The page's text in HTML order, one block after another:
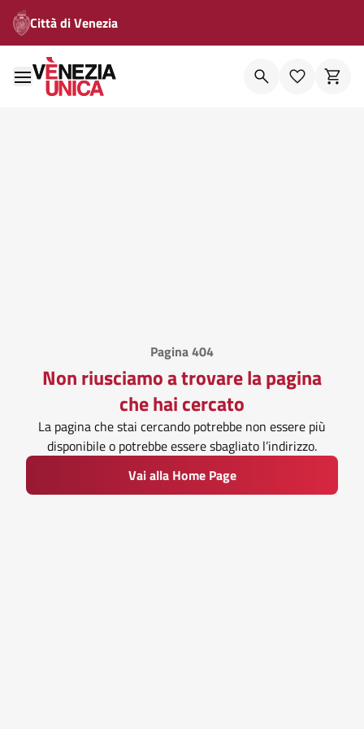
Città di Venezia
Pagina 404
Non riusciamo a trovare la pagina
che hai cercato
La pagina che stai cercando potrebbe non essere più
disponibile o potrebbe essere sbagliato l’indirizzo.
Vai alla Home Page